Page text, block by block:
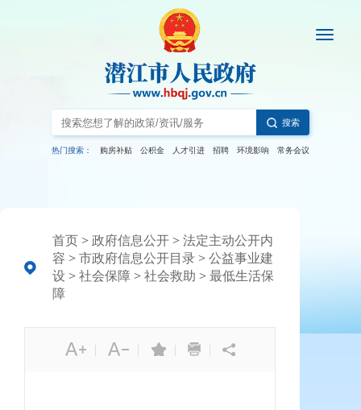
搜索
热门搜索： 购房补贴 公积金 人才引进 招聘 环境影响 常务会议
首页 > 政府信息公开 > 法定主动公开内
容 > 市政府信息公开目录 > 公益事业建
设 > 社会保障 > 社会救助 > 最低生活保
障
| | | |